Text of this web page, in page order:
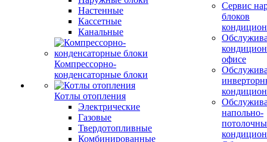
Настенные
Кассетные
Канальные
Компрессорно-
конденсаторные блоки
Котлы отопления
Электрические
Газовые
Твердотопливные
Комбинированные
Сервис
блоков
офисе
напольно-